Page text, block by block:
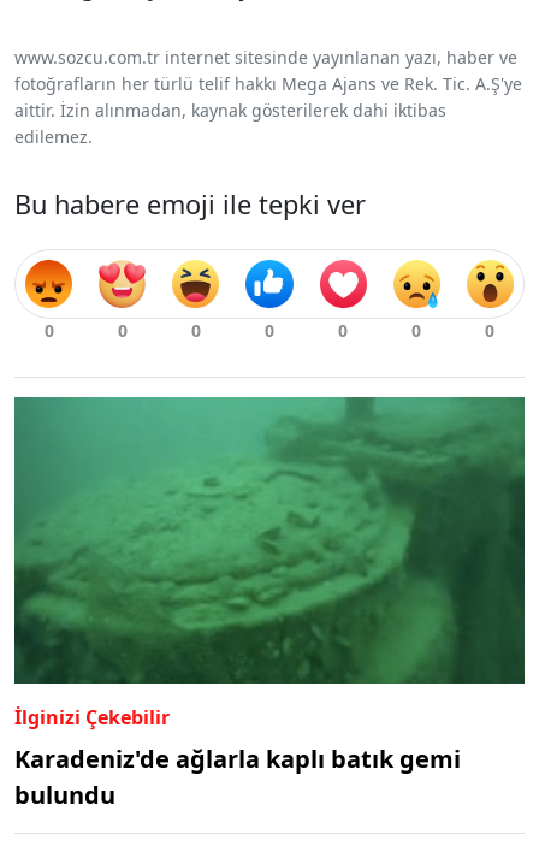
www.sozcu.com.tr internet sitesinde yayınlanan yazı, haber ve
fotoğrafların her türlü telif hakkı Mega Ajans ve Rek. Tic. A.Ş'ye
aittir. İzin alınmadan, kaynak gösterilerek dahi iktibas
edilemez.
Bu habere emoji ile tepki ver
İlginizi Çekebilir
Karadeniz'de ağlarla kaplı batık gemi
bulundu